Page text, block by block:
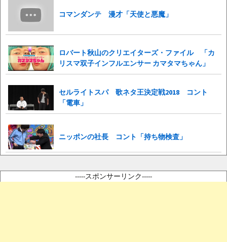
コマンダンテ 漫才「天使と悪魔」
ロバート秋山のクリエイターズ・ファイル 「カ
リスマ双子インフルエンサー カマタマちゃん」
セルライトスパ 歌ネタ王決定戦2018 コント
「電車」
ニッポンの社長 コント「持ち物検査」
-----スポンサーリンク-----